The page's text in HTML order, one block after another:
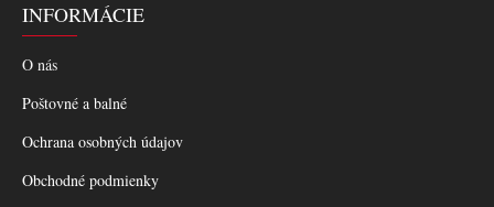
INFORMÁCIE
O nás
Poštovné a balné
Ochrana osobných údajov
Obchodné podmienky